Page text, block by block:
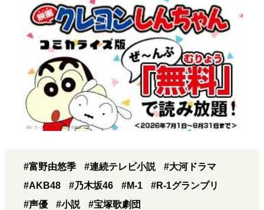
#富野由悠季 #連続テレビ小説
#大河ドラマ
#AKB48
#乃木坂46 #M-1
#R-1グランプリ
#声優
#小説 #宝塚歌劇団